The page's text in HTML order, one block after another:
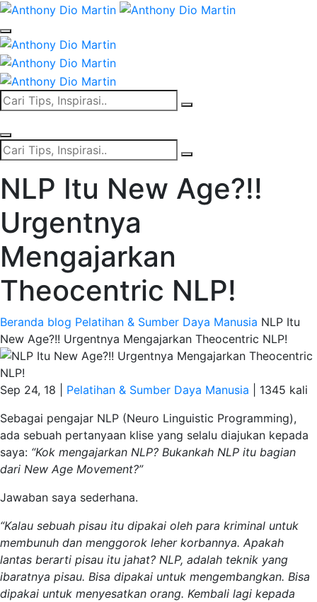
NLP Itu New Age?!!
Urgentnya
Mengajarkan
Theocentric NLP!
Beranda blog Pelatihan & Sumber Daya Manusia NLP Itu
New Age?!! Urgentnya Mengajarkan Theocentric NLP!
Sep 24, 18 | Pelatihan & Sumber Daya Manusia
1345 kali
Sebagai pengajar NLP (Neuro Linguistic Programming),
ada sebuah pertanyaan klise yang selalu diajukan kepada
saya: “Kok mengajarkan NLP? Bukankah NLP itu bagian
dari New Age Movement?”
Jawaban saya sederhana.
“Kalau sebuah pisau itu dipakai oleh para kriminal untuk
membunuh dan menggorok leher korbannya. Apakah
lantas berarti pisau itu jahat? NLP, adalah teknik yang
ibaratnya pisau. Bisa dipakai untuk mengembangkan. Bisa
dipakai untuk menyesatkan orang. Kembali lagi kepada